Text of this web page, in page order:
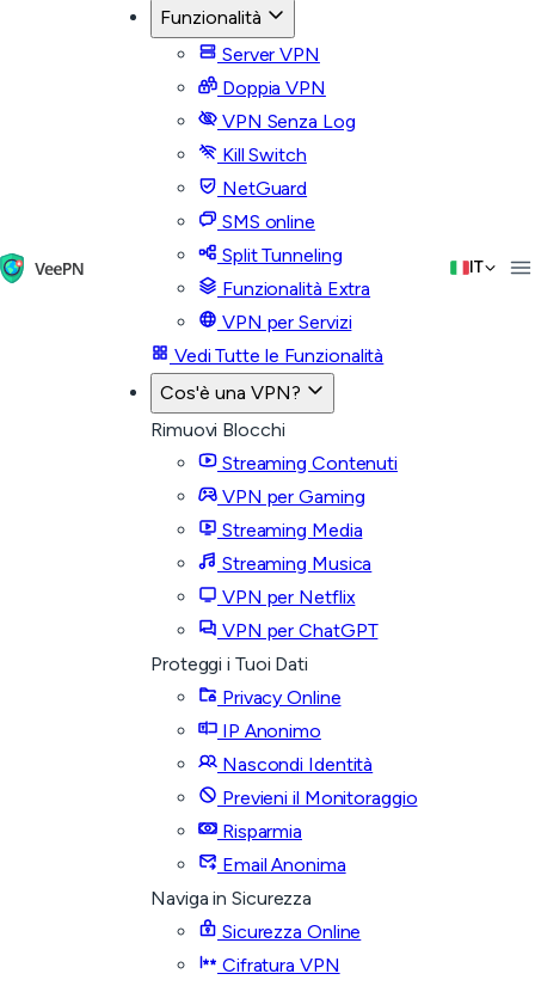
Funzionalità
Server VPN
Doppia VPN
VPN Senza Log
Kill Switch
NetGuard
SMS online
Split Tunneling
Funzionalità Extra
VPN per Servizi
Vedi Tutte le Funzionalità
Cos'è una VPN?
Rimuovi Blocchi
Streaming Contenuti
VPN per Gaming
Streaming Media
Streaming Musica
VPN per Netflix
VPN per ChatGPT
Proteggi i Tuoi Dati
Privacy Online
IP Anonimo
Nascondi Identità
Previeni il Monitoraggio
Risparmia
Email Anonima
Naviga in Sicurezza
Sicurezza Online
Cifratura VPN
IT